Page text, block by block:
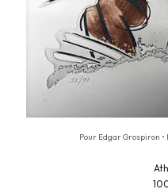
Pour Edgar Grospiron •